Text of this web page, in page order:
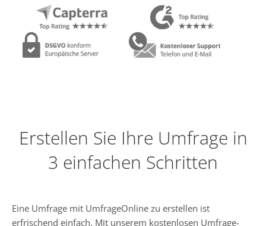
Erstellen Sie Ihre Umfrage in
3 einfachen Schritten
Eine Umfrage mit UmfrageOnline zu erstellen ist
erfrischend einfach. Mit unserem kostenlosen Umfrage-